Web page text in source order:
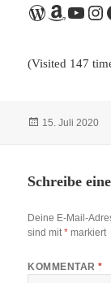
WordPress
(Visited 147
Veröffentlicht
15. Juli 2020
Schreibe
Deine E-Mail-
sind mit* markiert
KOMMENTAR*